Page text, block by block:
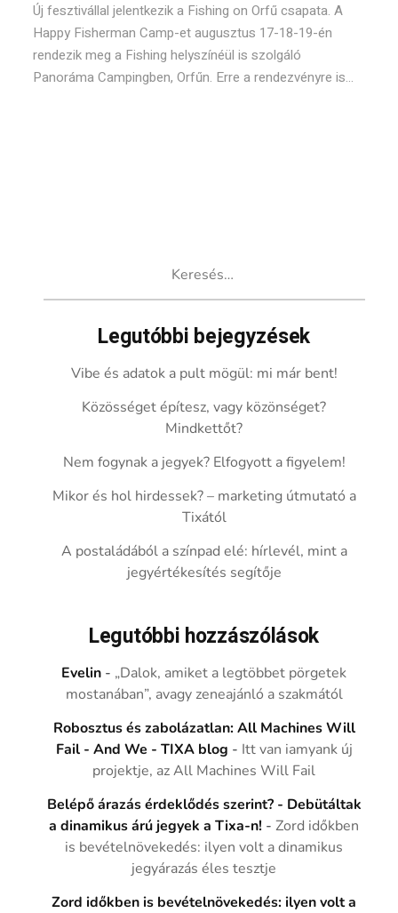
Új fesztivállal jelentkezik a Fishing on Orfű csapata. A
Happy Fisherman Camp-et augusztus 17-18-19-én
rendezik meg a Fishing helyszínéül is szolgáló
Panoráma Campingben, Orfűn. Erre a rendezvényre is...
Legutóbbi bejegyzések
Vibe és adatok a pult mögül: mi már bent!
Közösséget építesz, vagy közönséget?
Mindkettőt?
Nem fogynak a jegyek? Elfogyott a figyelem!
Mikor és hol hirdessek? – marketing útmutató a
Tixától
A postaládából a színpad elé: hírlevél, mint a
jegyértékesítés segítője
Legutóbbi hozzászólások
Evelin - „Dalok, amiket a legtöbbet pörgetek
mostanában”, avagy zeneajánló a szakmától
Robosztus és zabolázatlan: All Machines Will
Fail - And We - TIXA blog - Itt van iamyank új
projektje, az All Machines Will Fail
Belépő árazás érdeklődés szerint? - Debütáltak
a dinamikus árú jegyek a Tixa-n! -Zord időkben
is bevételnövekedés: ilyen volt a dinamikus
jegyárazás éles tesztje
Zord időkben is bevételnövekedés: ilyen volt a